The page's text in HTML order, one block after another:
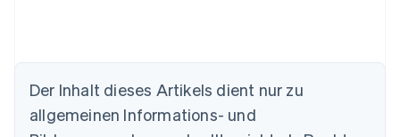
Der Inhalt dieses Artikels dient nur zu
allgemeinen Informations- und
Australien